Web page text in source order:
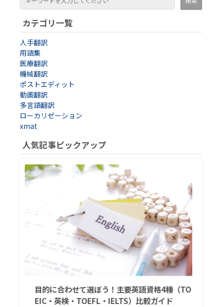
カテゴリ一覧
人手翻訳
用語集
医療翻訳
機械翻訳
ポストエディット
動画翻訳
多言語翻訳
ローカリゼーション
xmat
人気記事ピックアップ
目的に合わせて選ぼう！主要英語資格4種（TO
EIC・英検・TOEFL・IELTS）比較ガイド